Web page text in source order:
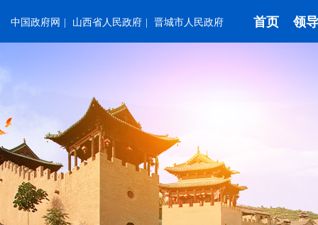
中国政府网 山西省人民政府 晋城市人民政府 首页 领